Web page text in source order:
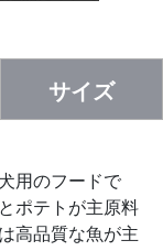
サイズ
用のフードで
ポテトが主原料
高品質な魚が主